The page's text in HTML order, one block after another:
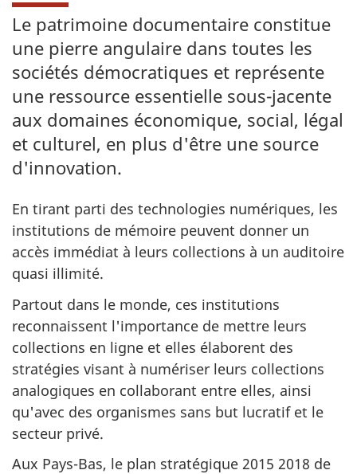
Le patrimoine documentaire constitue
une pierre angulaire dans toutes les
sociétés démocratiques et représente
une ressource essentielle sous-jacente
aux domaines économique, social, légal
et culturel, en plus d'être une source
d'innovation.
En tirant parti des technologies numériques, les
institutions de mémoire peuvent donner un
accès immédiat à leurs collections à un auditoire
quasi illimité.
Partout dans le monde, ces institutions
reconnaissent l'importance de mettre leurs
collections en ligne et elles élaborent des
stratégies visant à numériser leurs collections
analogiques en collaborant entre elles, ainsi
qu'avec des organismes sans but lucratif et le
secteur privé.
Aux Pays-Bas, le plan stratégique 2015 2018 de